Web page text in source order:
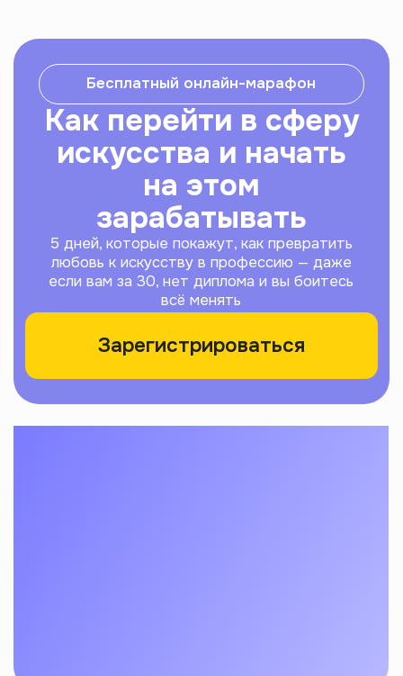
Как перейти в сферу
искусства и начать
на этом
зарабатывать
5 дней, которые покажут, как превратить
любовь к искусству в профессию — даже
всё менять
Зарегистрироваться